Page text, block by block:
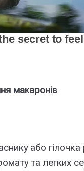
макаронів
або
та легких